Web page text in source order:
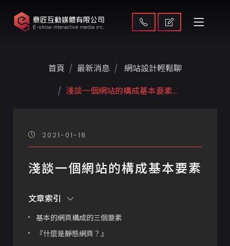
首頁 最新消息
網站設計輕鬆聊
淺談一個網站的構成 基本要素...
2021-01-18
淺談一個網站的構成 基本要素
文章索引
基本的網頁構成的三個要素
『什麼是靜態網頁？』